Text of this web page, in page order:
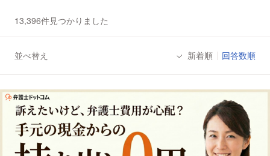
13,396件見つかりました
並べ替え 新着順 回答数順